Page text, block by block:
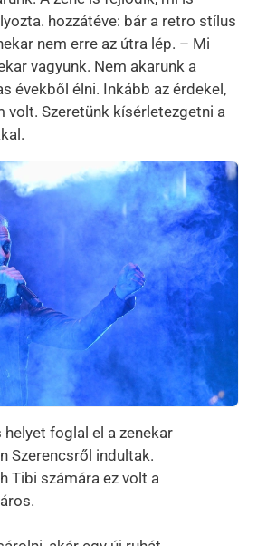
hozzátéve: bár a retro stílus
nem erre az útra lép. – Mi
vagyunk. Nem akarunk a
évekből élni. Inkább az érdekel,
volt. Szeretünk kísérletezgetni a
foglal el a zenekar
Szerencsről indultak.
Tibi számára ez volt a